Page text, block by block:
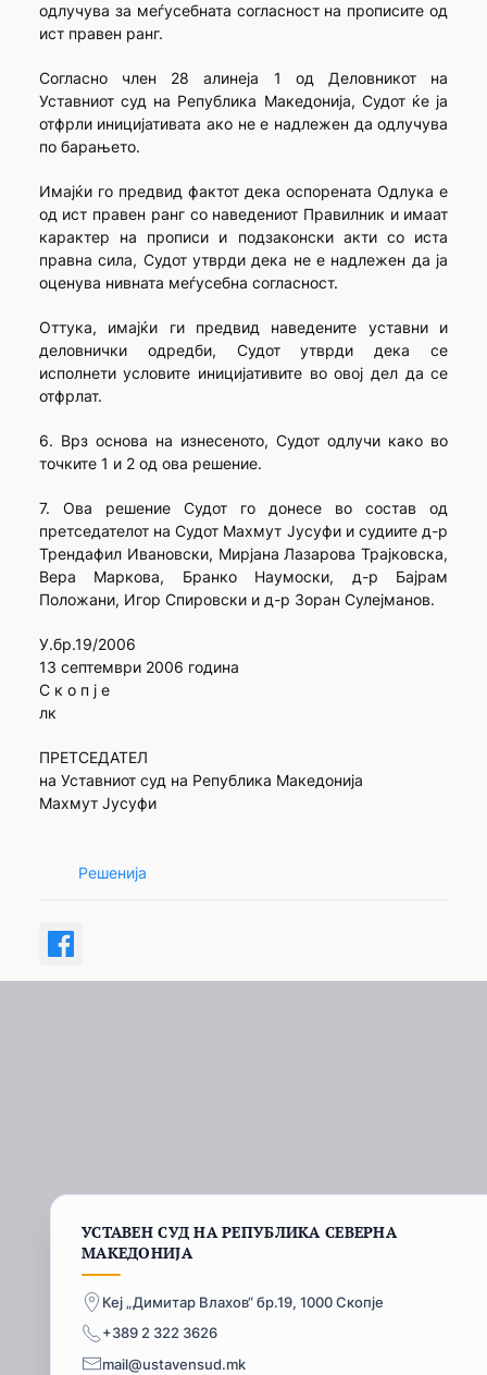
одлучува за меѓусебната согласност на прописите од
ист правен ранг.
Согласно член 28 алинеја 1 од Деловникот на
Уставниот суд на Република Македонија, Судот ќе ја
отфрли иницијативата ако не е надлежен да одлучува
по барањето.
Имајќи го предвид фактот дека оспорената Одлука е
од ист правен ранг со наведениот Правилник и имаат
карактер на прописи и подзаконски акти со иста
правна сила, Судот утврди дека не е надлежен да ја
оценува нивната меѓусебна согласност.
Оттука, имајќи ги предвид наведените уставни и
деловнички одредби, Судот утврди дека се
исполнети условите иницијативите во овој дел да се
отфрлат.
6. Врз основа на изнесеното, Судот одлучи како во
точките 1 и 2 од ова решение.
7. Ова решение Судот го донесе во состав од
претседателот на Судот Махмут Јусуфи и судиите д-р
Трендафил Ивановски, Мирјана Лазарова Трајковска,
Вера Маркова, Бранко Наумоски, д-р Бајрам
Положани, Игор Спировски и д-р Зоран Сулејманов.
У.бр.19/2006
13 септември 2006 година
С к о п ј е
лк
ПРЕТСЕДАТЕЛ
на Уставниот суд на Република Македонија
Махмут Јусуфи
Решенија
УСТАВЕН СУД НА РЕПУБЛИКА СЕВЕРНА
МАКЕДОНИЈА
Кеј „Димитар Влахов“ бр.19, 1000 Скопје
+389 2 322 3626
mail@ustavensud.mk